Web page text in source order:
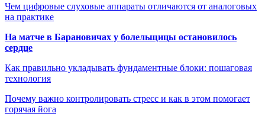
Чем цифровые слуховые аппараты отличаются от аналоговых
на практике
На матче в Барановичах у болельщицы остановилось
сердце
Как правильно укладывать фундаментные блоки: пошаговая
технология
Почему важно контролировать стресс и как в этом помогает
горячая йога